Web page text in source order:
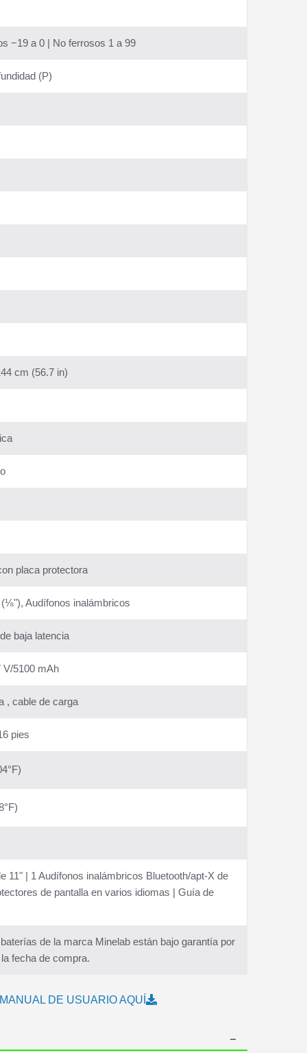
−19 a 0 | No ferrosos 1 a 99
(P)
cm (56.7 in)
placa protectora
Audífonos inalámbricos
baja latencia
V/5100 mAh
, cable de carga
pies
11" | 1 Audífonos inalámbricos Bluetooth/apt-X de
de pantalla en varios idiomas | Guía de
de la marca Minelab están bajo garantía por
fecha de compra.
DE USUARIO AQUÍ